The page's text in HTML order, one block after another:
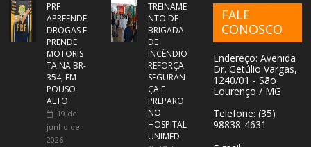
PRF
APREENDE
DROGAS E
PRENDE
MOTORIS
TA NA BR-
354, EM
POUSO
ALTO
19 de
junho de
2026
TREINAME
NTO DE
BRIGADA
DE
INCÊNDIO
REFORÇA
SEGURAN
ÇA E
PREPARO
NO
HOSPITAL
UNIMED
FALE
CONOSCO
Endereço: Avenida
Dr. Getúlio Vargas,
1240/01 - São
Lourenço / MG
Telefone: (35)
98838-4631